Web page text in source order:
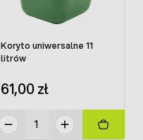
Koryto uniwersalne 11
litrów
61,00 zł